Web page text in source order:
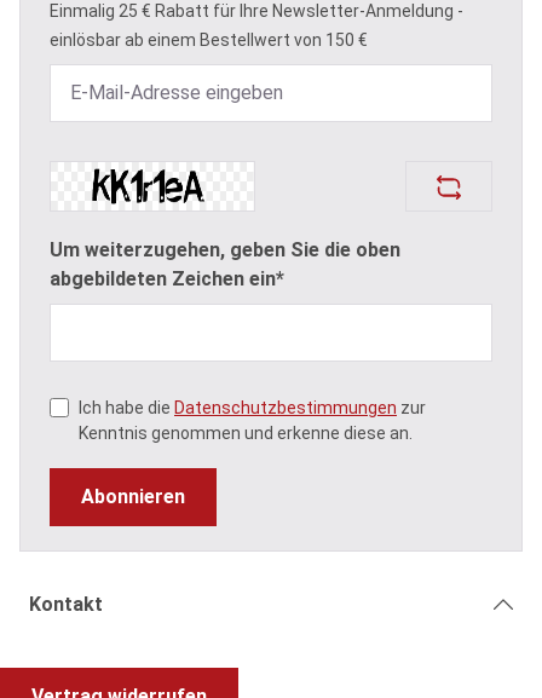
Einmalig 25 € Rabatt für Ihre Newsletter-Anmeldung -
einlösbar ab einem Bestellwert von 150 €
Um weiterzugehen, geben Sie die oben
abgebildeten Zeichen ein*
Ich habe die Datenschutzbestimmungen zur
Kenntnis genommen und erkenne diese an.
Abonnieren
Kontakt